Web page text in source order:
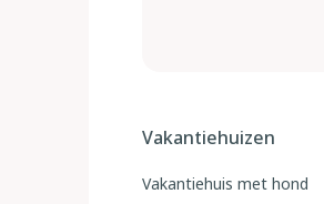
Vakantiehuizen
Vakantiehuis met hond